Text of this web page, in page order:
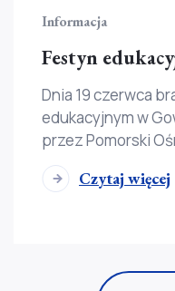
Informacja
Festyn
Dnia 19 czerwca
edukacyjnym w
przez Pomorski
Czytaj więcej